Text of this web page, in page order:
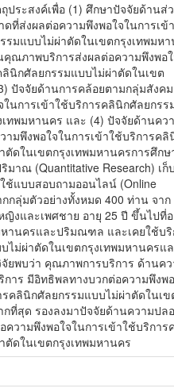
ประสงค์เพื่อ (1) ศึกษาปัจจัยด้านส่
ที่ส่งผลต่อความพึงพอใจในการเข้
รมแบบไม่ผ่าตัดในเขตกรุงเทพมห
คุณภาพบริการส่งผลต่อความพึงพอ
ลินิกศัลยกรรมแบบไม่ผ่าตัดในเขต
ปัจจัยด้านการคล้อยตามกลุ่มสังค
ในการเข้าใช้บริการคลินิกศัลยกร
เทพมหานคร และ (4) ปัจจัยด้านคว
มพึงพอใจในการเข้าใช้บริการคลิ
ดในเขตกรุงเทพมหานครการศึกษ
มาณ (Quantitative Research) เก็
ช้แบบสอบถามออนไลน์ (Online
กกลุ่มตัวอย่างทั้งหมด 400 ท่าน จาก
ญิงและเพศชาย อายุ 25 ปี ขึ้นไปที่
หานครและปริมณฑล และเคยใช้บ
ไม่ผ่าตัดในเขตกรุงเทพมหานครแ
ยพบว่า คุณภาพการบริการ ด้านค
การ มีอิทธิพลทางบวกต่อความพึงพ
รคลินิกศัลยกรรมแบบไม่ผ่าตัดในเข
กที่สุด รองลงมาปัจจัยด้านความปล
ความพึงพอใจในการเข้าใช้บริการ
ดในเขตกรุงเทพมหานคร